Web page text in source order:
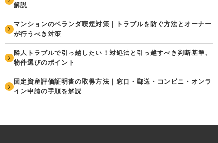
解説
マンションのベランダ喫煙対策｜トラブルを防ぐ方法とオーナー
が行うべき対策
隣人トラブルで引っ越したい！対処法と引っ越すべき判断基準、
物件選びのポイント
固定資産評価証明書の取得方法｜窓口・郵送・コンビニ・オンラ
イン申請の手順を解説